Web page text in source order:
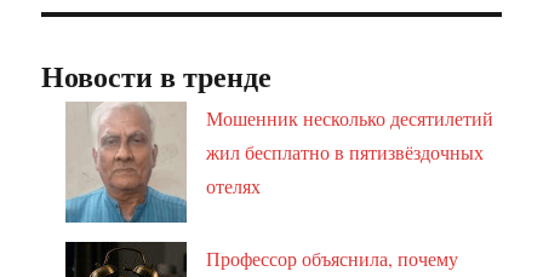
Новости в тренде
Мошенник несколько десятилетий
жил бесплатно в пятизвёздочных
отелях
Профессор объяснила, почему